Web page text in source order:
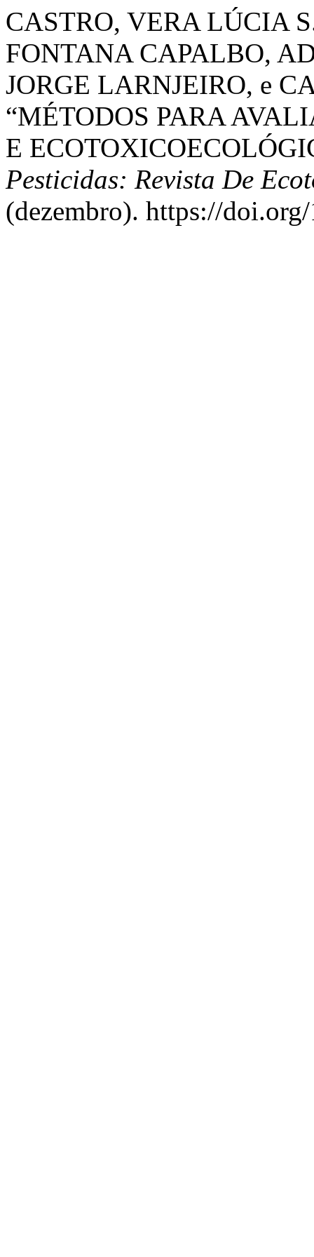
CASTRO, VERA LÚCIA
FONTANA CAPALBO,
JORGE LARNJEIRO, e
“MÉTODOS PARA
E
Pesticidas: Revista De
(dezembro). https://